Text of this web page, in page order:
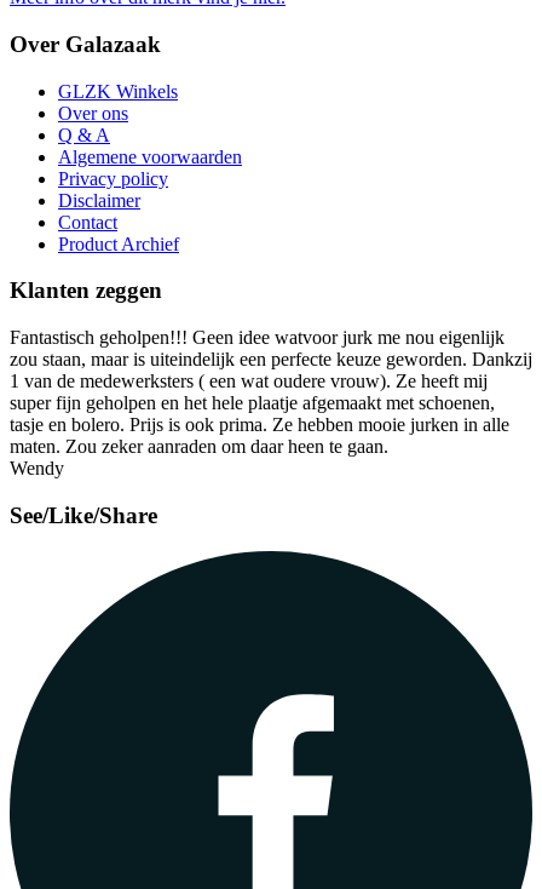
Over Galazaak
GLZK Winkels
Over ons
Q & A
Algemene voorwaarden
Privacy policy
Disclaimer
Contact
Product Archief
Klanten zeggen
Fantastisch geholpen!!! Geen idee watvoor jurk me nou eigenlijk
zou staan, maar is uiteindelijk een perfecte keuze geworden. Dankzij
1 van de medewerksters ( een wat oudere vrouw). Ze heeft mij
super fijn geholpen en het hele plaatje afgemaakt met schoenen,
tasje en bolero. Prijs is ook prima. Ze hebben mooie jurken in alle
maten. Zou zeker aanraden om daar heen te gaan.
Wendy
See/Like/Share